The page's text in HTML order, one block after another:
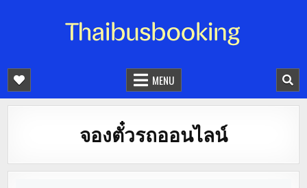
จองตั๋วรถออนไลน์ 24 ชั่วโมง
MENU
จองตั๋วรถออนไลน์